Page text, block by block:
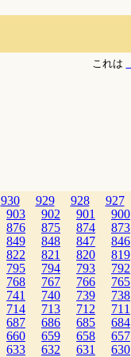
これは
930 929 928 927
903 902 901 900
876 875 874 873
849 848 847 846
822 821 820 819
795 794 793 792
768 767 766 765
741 740 739 738
714 713 712 711
687 686 685 684
660 659 658 657
633 632 631 630